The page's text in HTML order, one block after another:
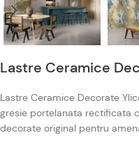
Lastre Ceramice
Lastre Ceramice Decorate
gresie portelanata rectificata
decorate original pentru